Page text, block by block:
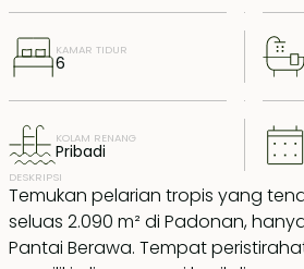
KAMAR TIDUR
6
KOLAM RENANG
Pribadi
DESKRIPSI
Temukan pelarian tropis yang
seluas 2.090 m² di Padonan,
Pantai Berawa. Tempat